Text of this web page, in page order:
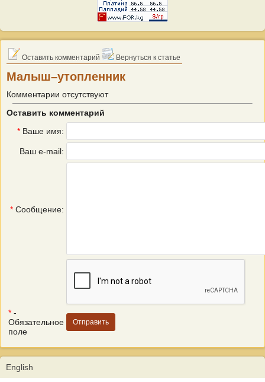
Оставить комментарий Вернуться к статье
Малыш–утопленник
Комментарии отсутствуют
Оставить комментарий
* Ваше имя:
Ваш e-mail:
* Сообщение:
* -
Обязательное
поле
English